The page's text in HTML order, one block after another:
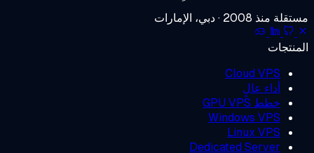
2008 · دبي، الإمارات
Cloud VPS
أداء عالٍ
خطط GPU VPS
Windows VPS
Linux VPS
Dedicated Server